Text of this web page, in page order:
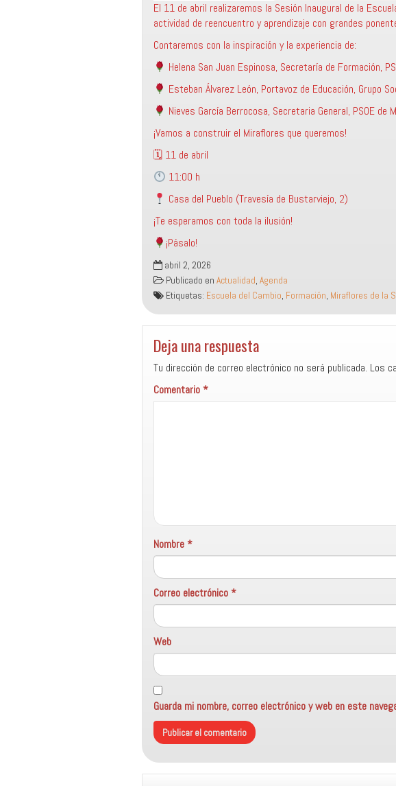
El 11 de abril realizaremos la Sesión Inaugural de la
actividad de reencuentro y aprendizaje con grandes
Contaremos con la inspiración y la experiencia de:
Helena San Juan Espinosa, Secretaría de Formación,
Esteban Álvarez León, Portavoz de Educación, Grupo
Nieves García Berrocosa, Secretaria General, PSOE de
¡Vamos a construir el Miraflores que queremos!
🗓 11 de abril
11:00 h
Casa del Pueblo (Travesía de Bustarviejo, 2)
¡Te esperamos con toda la ilusión!
¡Pásalo!
abril 2, 2026
Publicado en Actualidad, Agenda
Etiquetas: Escuela del Cambio, Formación, Miraflores de la
Deja una respuesta
Tu dirección de correo electrónico no será publicada. Los
Comentario*
Nombre *
Correo electrónico *
Web
Guarda mi nombre, correo electrónico y web en este